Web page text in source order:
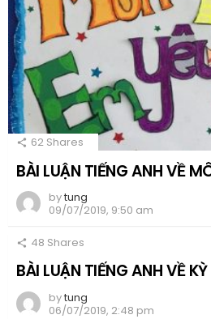
62 Shares
BÀI LUẬN TIẾNG ANH VỀ
bytung
09/07/2019, 9:50 am
48 Shares
BÀI LUẬN TIẾNG ANH VỀ
bytung
06/07/2019, 2:48 pm